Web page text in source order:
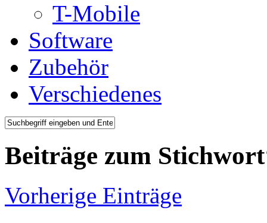
T-Mobile
Software
Zubehör
Verschiedenes
Beiträge zum
Vorherige Einträge